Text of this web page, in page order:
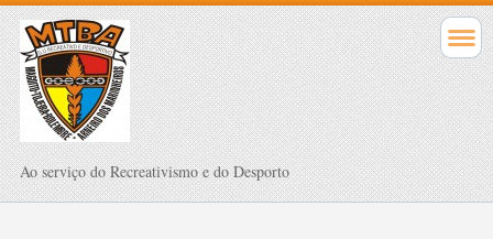
Ao serviço do Recreativismo e do Desporto